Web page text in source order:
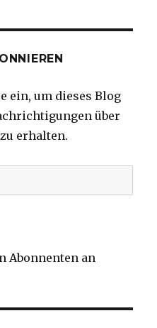
ein, um dieses Blog
über
erhalten.
Abonnenten an